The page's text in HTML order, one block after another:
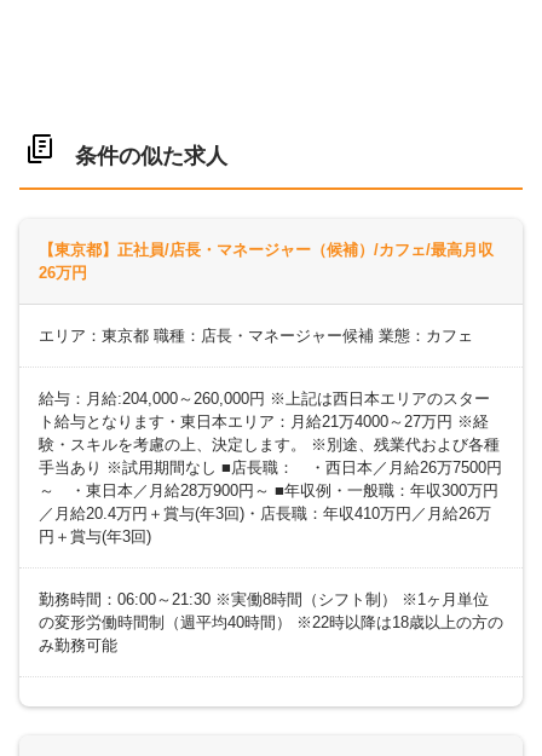
条件の似た求人
【東京都】正社員/店長・マネージャー（候補）/カフェ/最高月収
26万円
エリア：東京都 職種：店長・マネージャー候補 業態：カフェ
給与：月給:204,000～260,000円 ※上記は西日本エリアのスター
ト給与となります・東日本エリア：月給21万4000～27万円 ※経
験・スキルを考慮の上、決定します。 ※別途、残業代および各種
手当あり ※試用期間なし ■店長職： ・西日本／月給26万7500円
～ ・東日本／月給28万900円～ ■年収例・一般職：年収300万円
／月給20.4万円＋賞与(年3回)・店長職：年収410万円／月給26万
円＋賞与(年3回)
勤務時間：06:00～21:30 ※実働8時間（シフト制） ※1ヶ月単位
の変形労働時間制（週平均40時間） ※22時以降は18歳以上の方の
み勤務可能